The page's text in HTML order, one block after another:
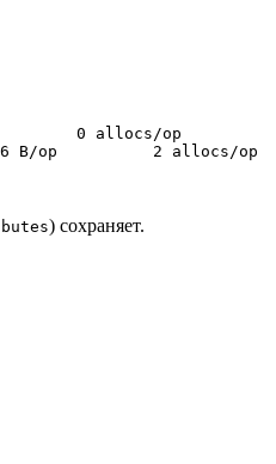
0 allocs/op
B/op          2 allocs/op
) сохраняет.